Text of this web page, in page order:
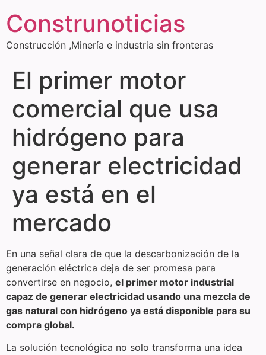
Construnoticias
Construcción ,Minería e industria sin fronteras
El primer motor
comercial que usa
hidrógeno para
generar electricidad
ya está en el
mercado
En una señal clara de que la descarbonización de la
generación eléctrica deja de ser promesa para
convertirse en negocio, el primer motor industrial
capaz de generar electricidad usando una mezcla de
gas natural con hidrógeno ya está disponible para su
compra global.
La solución tecnológica no solo transforma una idea